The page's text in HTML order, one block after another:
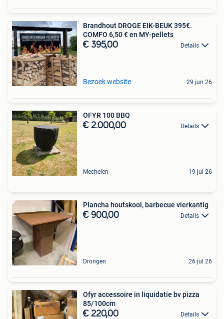
Brandhout DROGE EIK-BEUK 395€.
COMFO 6,50 € en MY-pellets
€ 395,00 Details
Bezoek website 29 jun 26
OFYR 100 BBQ
€ 2.000,00 Details
Mechelen 19 jul 26
Plancha houtskool, barbecue vierkantig
€ 900,00 Details
Drongen 26 jul 26
Ofyr accessoire in liquidatie bv pizza
85/100cm
€ 220,00 Details